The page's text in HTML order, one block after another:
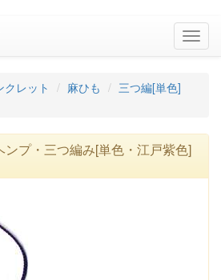
クレット 麻ひも
三つ編[単色]
ンプ・三つ編み[単色・江戸紫色]